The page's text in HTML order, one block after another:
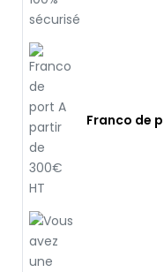
Franco de